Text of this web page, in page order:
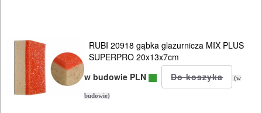
BHP
SPRZĘT
RUBI 20918 gąbka glazurnicza MIX PLUS
SUPERPRO 20x13x7cm
w budowie PLN
(w
budowie)